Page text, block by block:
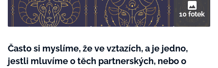
10 fotek
Často si myslíme, že ve vztazích, a je jedno,
jestli mluvíme o těch partnerských, nebo o